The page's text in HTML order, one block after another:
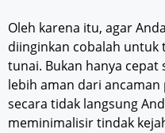
Oleh karena itu, agar
diinginkan cobalah untuk
tunai. Bukan hanya cepat
lebih aman dari
secara tidak langsung
meminimalisir tindak